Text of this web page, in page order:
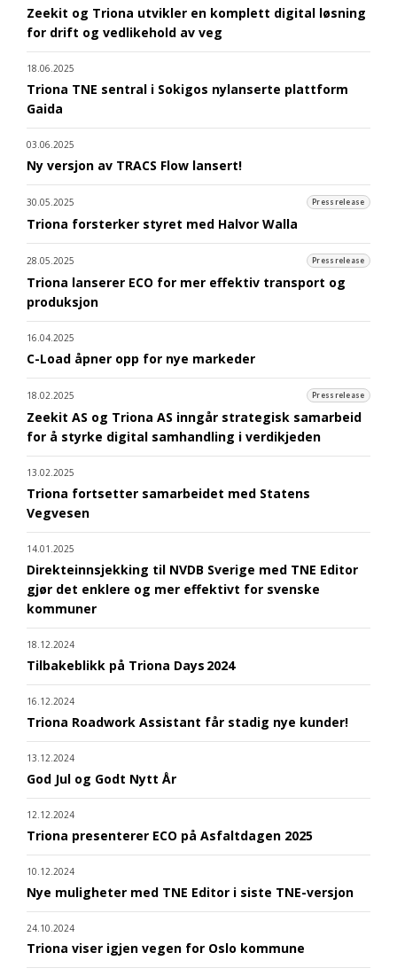
Zeekit og Triona utvikler en komplett digital løsning
for drift og vedlikehold av veg
18.06.2025
Triona TNE sentral i Sokigos nylanserte plattform
Gaida
03.06.2025
Ny versjon av TRACS Flow lansert!
30.05.2025 Pressrelease
Triona forsterker styret med Halvor Walla
28.05.2025 Pressrelease
Triona lanserer ECO for mer effektiv transport og
produksjon
16.04.2025
C-Load åpner opp for nye markeder
18.02.2025 Pressrelease
Zeekit AS og Triona AS inngår strategisk samarbeid
for å styrke digital samhandling i verdikjeden
13.02.2025
Triona fortsetter samarbeidet med Statens
Vegvesen
14.01.2025
Direkteinnsjekking til NVDB Sverige med TNE Editor
gjør det enklere og mer effektivt for svenske
kommuner
18.12.2024
Tilbakeblikk på Triona Days 2024
16.12.2024
Triona Roadwork Assistant får stadig nye kunder!
13.12.2024
God Jul og Godt Nytt År
12.12.2024
Triona presenterer ECO på Asfaltdagen 2025
10.12.2024
Nye muligheter med TNE Editor i siste TNE-versjon
24.10.2024
Triona viser igjen vegen for Oslo kommune